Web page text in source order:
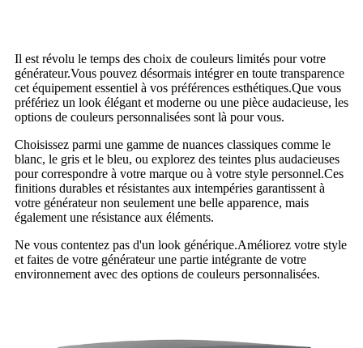
Il est révolu le temps des choix de couleurs limités pour votre
générateur.Vous pouvez désormais intégrer en toute transparence
cet équipement essentiel à vos préférences esthétiques.Que vous
préfériez un look élégant et moderne ou une pièce audacieuse, les
options de couleurs personnalisées sont là pour vous.
Choisissez parmi une gamme de nuances classiques comme le
blanc, le gris et le bleu, ou explorez des teintes plus audacieuses
pour correspondre à votre marque ou à votre style personnel.Ces
finitions durables et résistantes aux intempéries garantissent à
votre générateur non seulement une belle apparence, mais
également une résistance aux éléments.
Ne vous contentez pas d'un look générique.Améliorez votre style
et faites de votre générateur une partie intégrante de votre
environnement avec des options de couleurs personnalisées.